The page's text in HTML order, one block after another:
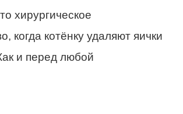
хирургическое
когда котёнку удаляют яички
и перед любой